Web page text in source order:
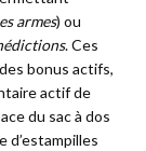
armes) ou
. Ces
bonus actifs,
actif de
du sac à dos
d’estampilles